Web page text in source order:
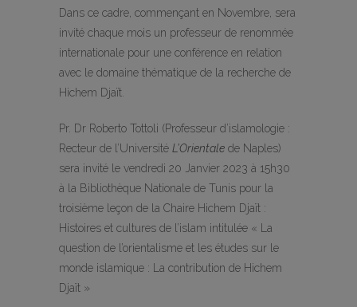
Dans ce cadre, commençant en Novembre, sera
invité chaque mois un professeur de renommée
internationale pour une conférence en relation
avec le domaine thématique de la recherche de
Hichem Djaït.
Pr. Dr Roberto Tottoli (Professeur d’islamologie :
Recteur de l’Université L’Orientale de Naples)
sera invité le vendredi 20 Janvier 2023 à 15h30
à la Bibliothèque Nationale de Tunis pour la
troisième leçon de la Chaire Hichem Djaït :
Histoires et cultures de l’islam intitulée « La
question de l’orientalisme et les études sur le
monde islamique : La contribution de Hichem
Djaït »